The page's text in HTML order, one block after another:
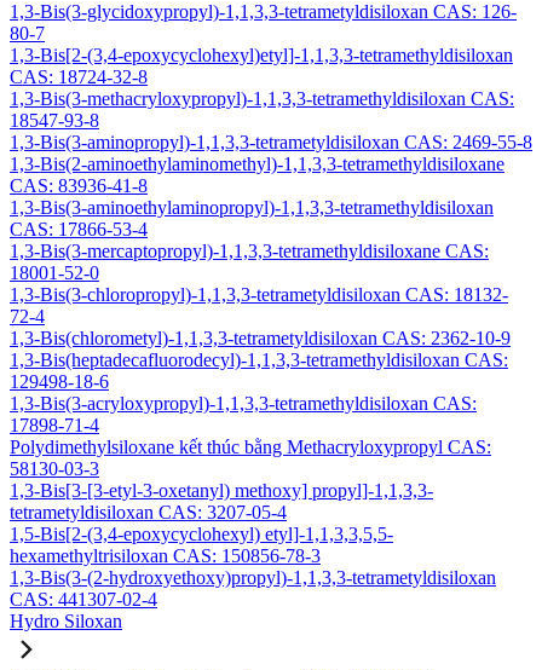
1,3-Bis(3-glycidoxypropyl)-1,1,3,3-tetrametyldisiloxan CAS: 126-
80-7
1,3-Bis[2-(3,4-epoxycyclohexyl)etyl]-1,1,3,3-tetramethyldisiloxan
CAS: 18724-32-8
1,3-Bis(3-methacryloxypropyl)-1,1,3,3-tetramethyldisiloxan CAS:
18547-93-8
1,3-Bis(3-aminopropyl)-1,1,3,3-tetrametyldisiloxan CAS: 2469-55-8
1,3-Bis(2-aminoethylaminomethyl)-1,1,3,3-tetramethyldisiloxane
CAS: 83936-41-8
1,3-Bis(3-aminoethylaminopropyl)-1,1,3,3-tetramethyldisiloxan
CAS: 17866-53-4
1,3-Bis(3-mercaptopropyl)-1,1,3,3-tetramethyldisiloxane CAS:
18001-52-0
1,3-Bis(3-chloropropyl)-1,1,3,3-tetrametyldisiloxan CAS: 18132-
72-4
1,3-Bis(chlorometyl)-1,1,3,3-tetrametyldisiloxan CAS: 2362-10-9
1,3-Bis(heptadecafluorodecyl)-1,1,3,3-tetramethyldisiloxan CAS:
129498-18-6
1,3-Bis(3-acryloxypropyl)-1,1,3,3-tetramethyldisiloxan CAS:
17898-71-4
Polydimethylsiloxane kết thúc bằng Methacryloxypropyl CAS:
58130-03-3
1,3-Bis[3-[3-etyl-3-oxetanyl) methoxy] propyl]-1,1,3,3-
tetrametyldisiloxan CAS: 3207-05-4
1,5-Bis[2-(3,4-epoxycyclohexyl) etyl]-1,1,3,3,5,5-
hexamethyltrisiloxan CAS: 150856-78-3
1,3-Bis(3-(2-hydroxyethoxy)propyl)-1,1,3,3-tetrametyldisiloxan
CAS: 441307-02-4
Hydro Siloxan